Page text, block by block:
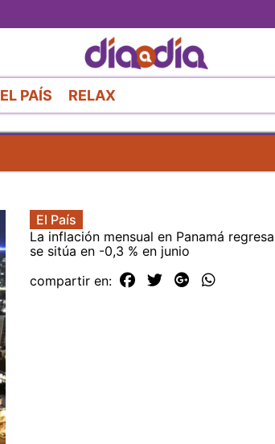
al
contenido
principal
EL PAÍS RELAX
El País
La inflación mensual en Panamá
se sitúa en -0,3 % en junio
compartir en: